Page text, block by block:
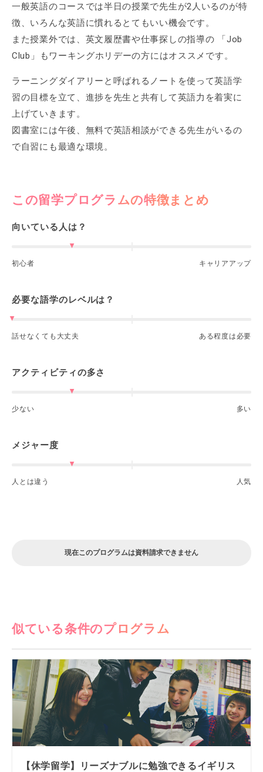
一般英語のコースでは半日の授業で先生が2人いるのが特
徴、いろんな英語に慣れるとてもいい機会です。
また授業外では、英文履歴書や仕事探しの指導の 「Job
Club」もワーキングホリデーの方にはオススメです。
ラーニングダイアリーと呼ばれるノートを使って英語学
習の目標を立て、進捗を先生と共有して英語力を着実に
上げていきます。
図書室には午後、無料で英語相談ができる先生がいるの
で自習にも最適な環境。
この留学プログラムの特徴まとめ
向いている人は？
初心者 キャリアアップ
必要な語学のレベルは？
話せなくても大丈夫 ある程度は必要
アクティビティの多さ
少ない 多い
メジャー度
人とは違う 人気
現在このプログラムは資料請求できません
似ている条件のプログラム
【休学留学】リーズナブルに勉強できるイギリス